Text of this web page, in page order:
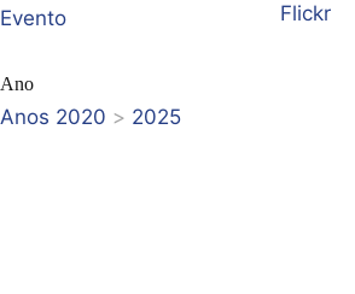
Evento
Ano
Anos 2020 > 2025
Flickr